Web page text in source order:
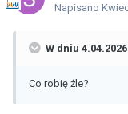
Napisano
W dniu
Co robię źle?